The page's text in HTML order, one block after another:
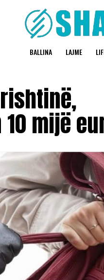
BALLINA LAJME
mijë